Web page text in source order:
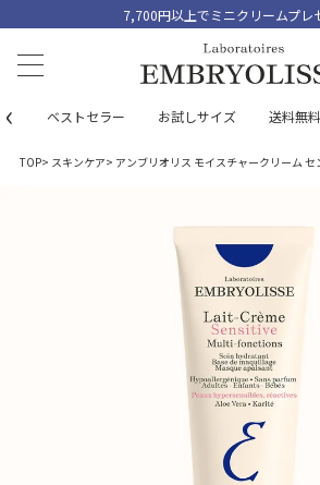
7,700円以上でミニクリームプレ
‹ ベストセラー お試しサイズ 送料無料
TOP スキンケア アンブリオリス モイスチャークリーム